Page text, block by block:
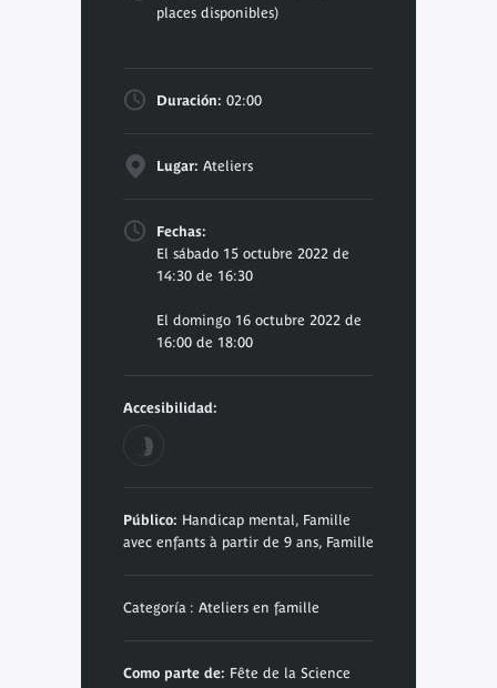
places disponibles)
Duración: 02:00
Lugar: Ateliers
Fechas:
El sábado 15 octubre 2022 de
14:30 de 16:30
El domingo 16 octubre 2022 de
16:00 de 18:00
Accesibilidad:
Público: Handicap mental, Famille
avec enfants à partir de 9 ans, Famille
Categoría : Ateliers en famille
Como parte de: Fête de la Science